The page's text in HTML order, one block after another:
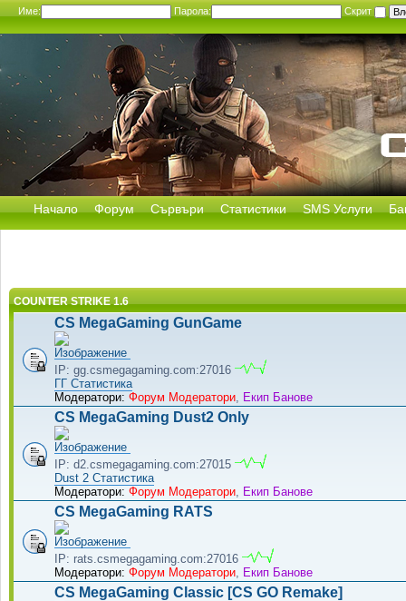
Име: Парола: Скрит
Начало Форум Сървъри Статистики SMS Услуги
COUNTER STRIKE 1.6
CS MegaGaming GunGame
IP: gg.csmegagaming.com:27016
ГГ Статистика
Модератори: Форум Модератори Екип Банове
CS MegaGaming Dust2 Only
IP: d2.csmegagaming.com:27015
Dust 2 Статистика
Модератори: Форум Модератори Екип Банове
CS MegaGaming RATS
IP: rats.csmegagaming.com:27016
Модератори: Форум Модератори Екип Банове
CS MegaGaming Classic [CS GO Remake]